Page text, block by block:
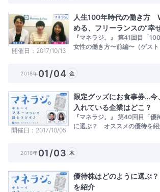
開催日 2017/10/13
人生100年時代の働き方
める、フリーランスの“幸
『マネラジ。』 第41回目「
女性の働き方〜前編〜（ゲスト
2018年01/04 金
開催日 2017/10/05
限定グッズにお食事券…今
入れている企業はどこ？
『マネラジ。』 第40回目「優
に選ぶ？ オススメの優待を紹
2018年01/03 木
優待株はどのように選ぶ
を紹介